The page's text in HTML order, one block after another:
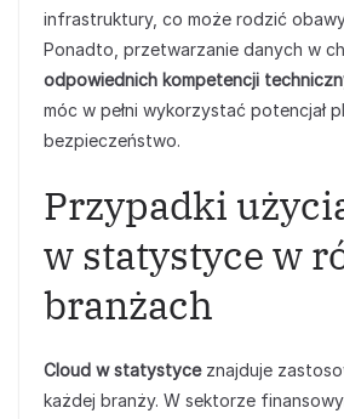
infrastruktury, co może rodzić
Ponadto, przetwarzanie danych w
odpowiednich kompetencji
móc w pełni wykorzystać potencjał
bezpieczeństwo.
Przypadki
w statystyce w
branżach
Cloud w statystyceznajduje
każdej branży. W sektorze